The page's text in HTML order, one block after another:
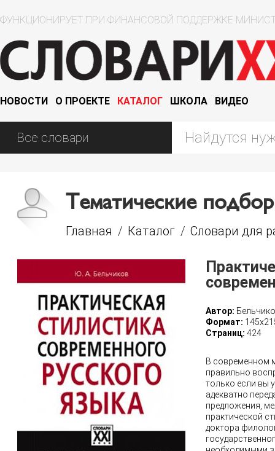
ФУНКЦИОНИРУЕТ ПРИ ФИНАНСОВОЙ ПОДДЕРЖКЕ
НОВОСТИ О ПРОЕКТЕ КАТАЛОГ ШКОЛА ВИДЕО
Тематические
Главная / Каталог / Словари для
Автор:
Формат:
Страниц: 424
В современном
правильно
только если вы
адекватно
предложения,
практической
доктора